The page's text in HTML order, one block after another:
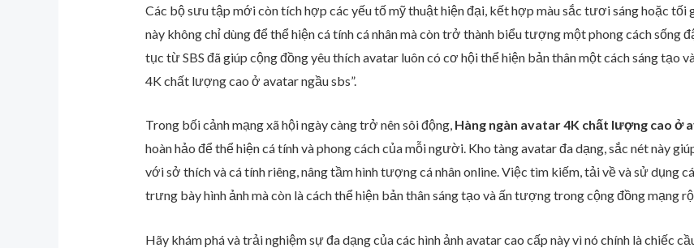
Các bộ sưu tập mới còn tích hợp các yếu tố mỹ thuật hiện đại, kết hợp màu sắc tươi sáng hoặc
này không chỉ dùng để thể hiện cá tính cá nhân mà còn trở thành biểu tượng một phong cách sống
tục từ SBS đã giúp cộng đồng yêu thích avatar luôn có cơ hội thể hiện bản thân một cách sáng tạo
4K chất lượng cao ở avatar ngầu sbs”.
Trong bối cảnh mạng xã hội ngày càng trở nên sôi động, Hàng ngàn avatar 4K chất lượng cao ở
hoàn hảo để thể hiện cá tính và phong cách của mỗi người. Kho tàng avatar đa dạng, sắc nét này
với sở thích và cá tính riêng, nâng tầm hình tượng cá nhân online. Việc tìm kiếm, tải về và sử dụng
trưng bày hình ảnh mà còn là cách thể hiện bản thân sáng tạo và ấn tượng trong cộng đồng mạng
Hãy khám phá và trải nghiệm sự đa dạng của các hình ảnh avatar cao cấp này vì nó chính là chiếc